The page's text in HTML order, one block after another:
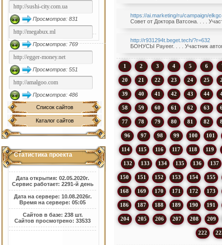
Просмотров: 831
Просмотров: 769
Просмотров: 551
Просмотров: 486
Список сайтов
Каталог сайтов
Статистика проекта
Дата открытия: 02.05.2020г.
Сервис работает: 2291-й день
Дата на сервере: 10.08.2026г.
Время на сервере: 05:05
Сайтов в базе: 238 шт.
Сайтов просмотрено: 33533
https://ai.marketing/ru/campaign/
Совет от Доктора Ватсона. . . .
http://r931294t.beget.tech/?r=632
БОНУСЫ Payeer. . . . Участник
1 2 3 4 5 6
20 21 22 23 24 25
39 40 41 42 43 44
58 59 60 61 62 63
77 78 79 80 81 82
96 97 98 99 100 101
114 115 116 117 118 119
132 133 134 135 136 137
150 151 152 153 154 155
168 169 170 171 172 173
186 187 188 189 190 191
204 205 206 207 208 209
222